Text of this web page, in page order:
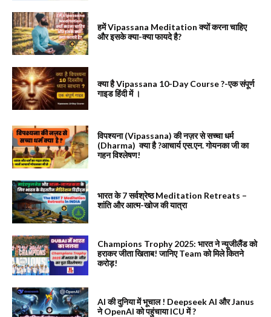
हमें Vipassana Meditation क्यों करना चाहिए
और इसके क्या-क्या फायदे है?
क्या है Vipassana 10-Day Course ?-एक संपूर्ण
गाइड हिंदी में ।
विपश्यना (Vipassana) की नज़र से सच्चा धर्म
(Dharma) क्या है ?आचार्य एस.एन. गोयनका जी का
गहन विश्लेषण!
भारत के 7 सर्वश्रेष्ठ Meditation Retreats –
शांति और आत्म-खोज की यात्रा
Champions Trophy 2025: भारत ने न्यूजीलैंड को
हराकर जीता खिताब! जानिए Team को मिले कितने
करोड़!
AI की दुनिया में भूचाल ! Deepseek AI और Janus
ने OpenAI को पहुंचाया ICU में ?